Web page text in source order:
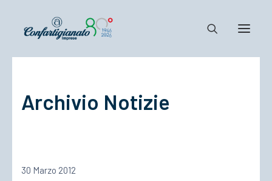
Confartigianato
Cosa Facciamo
Archivio Notizie
30 Marzo 2012